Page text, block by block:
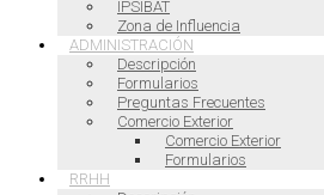
IPSIBAT
Zona de Influencia
ADMINISTRACIÓN
Descripción
Formularios
Preguntas Frecuentes
Comercio Exterior
Comercio Exterior
Formularios
RRHH